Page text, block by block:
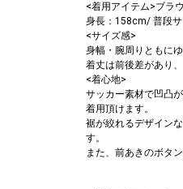
<着用アイテム>ブラ
身長：158cm/ 普段
<サイズ感>
身幅・腕周りともに
着丈は前後差があり
<着心地>
サッカー素材で凹凸
着用頂けます。
裾が絞れるデザイン
す。
また、前あきのボタ